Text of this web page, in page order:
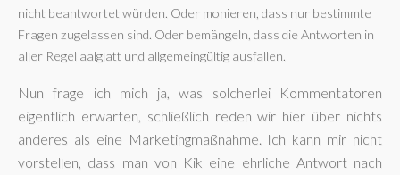
nicht beantwortet würden. Oder monieren, dass nur bestimmte
Fragen zugelassen sind. Oder bemängeln, dass die Antworten in
aller Regel aalglatt und allgemeingültig ausfallen.
Nun frage ich mich ja, was solcherlei Kommentatoren
eigentlich erwarten, schließlich reden wir hier über nichts
anderes als eine Marketingmaßnahme. Ich kann mir nicht
vorstellen, dass man von Kik eine ehrliche Antwort nach